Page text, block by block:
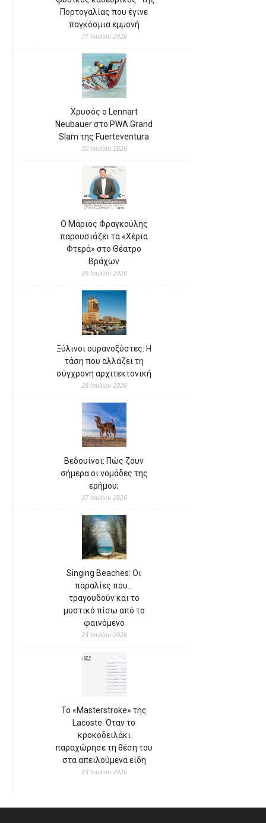
Πορτογαλίας που έγινε
παγκόσμια εμμονή
31 Ιουλίου 2026
Χρυσός ο Lennart
Neubauer στο PWA Grand
Slam της Fuerteventura
30 Ιουλίου 2026
Ο Μάριος Φραγκούλης
παρουσιάζει τα «Χέρια
Φτερά» στο Θέατρο
Βράχων
29 Ιουλίου 2026
Ξύλινοι ουρανοξύστες: Η
τάση που αλλάζει τη
σύγχρονη αρχιτεκτονική
28 Ιουλίου 2026
Βεδουίνοι: Πώς ζουν
σήμερα οι νομάδες της
ερήμου;
27 Ιουλίου 2026
Singing Beaches: Οι
παραλίες που…
τραγουδούν και το
μυστικό πίσω από το
φαινόμενο
23 Ιουλίου 2026
Το «Masterstroke» της
Lacoste: Όταν το
κροκοδειλάκι
παραχώρησε τη θέση του
στα απειλούμενα είδη
23 Ιουλίου 2026